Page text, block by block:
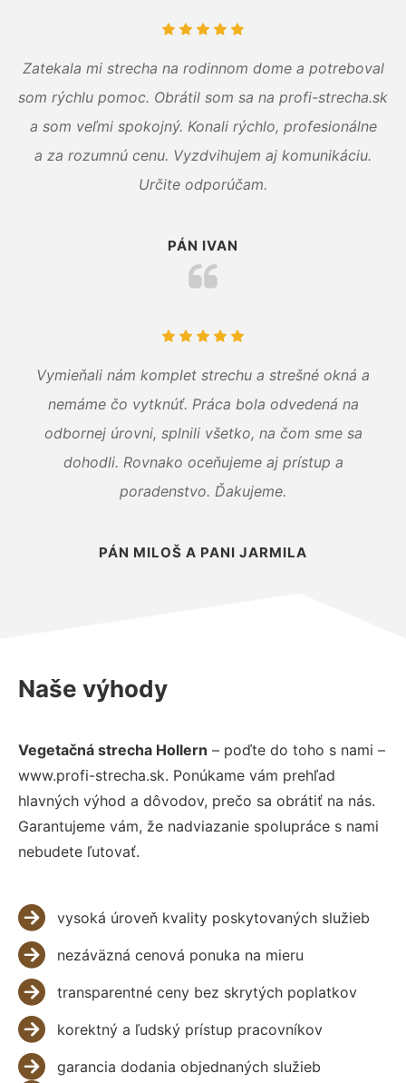
Zatekala mi strecha na rodinnom dome a potreboval
som rýchlu pomoc. Obrátil som sa na profi-strecha.sk
a som veľmi spokojný. Konali rýchlo, profesionálne
a za rozumnú cenu. Vyzdvihujem aj komunikáciu.
Určite odporúčam.
PÁN IVAN
Vymieňali nám komplet strechu a strešné okná a
nemáme čo vytknúť. Práca bola odvedená na
odbornej úrovni, splnili všetko, na čom sme sa
dohodli. Rovnako oceňujeme aj prístup a
poradenstvo. Ďakujeme.
PÁN MILOŠ A PANI JARMILA
Naše výhody
Vegetačná strecha Hollern – poďte do toho s nami –
www.profi-strecha.sk. Ponúkame vám prehľad
hlavných výhod a dôvodov, prečo sa obrátiť na nás.
Garantujeme vám, že nadviazanie spolupráce s nami
nebudete ľutovať.
vysoká úroveň kvality poskytovaných služieb
nezáväzná cenová ponuka na mieru
transparentné ceny bez skrytých poplatkov
korektný a ľudský prístup pracovníkov
garancia dodania objednaných služieb